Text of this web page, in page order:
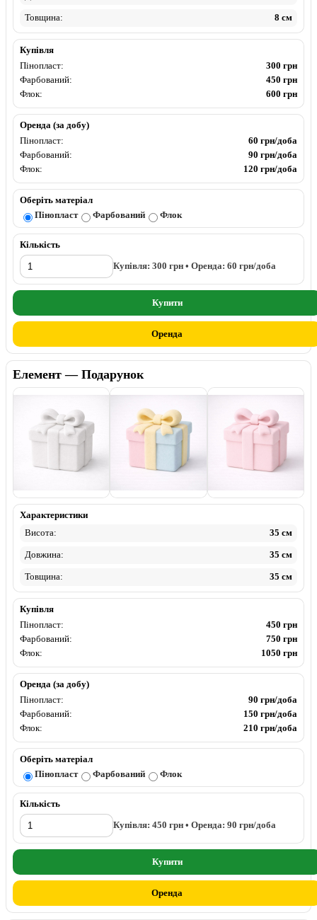
Товщина: 8 см
Купівля
Пінопласт:
300 грн
Фарбований:
450 грн
Флок:
600 грн
Оренда (за добу)
Пінопласт:
60 грн/доба
Фарбований:
90 грн/доба
Флок:
120 грн/доба
Оберіть матеріал
Пінопласт
Фарбований Флок
Кількість
Купівля: 300 грн • Оренда: 60 грн/доба
Купити
Оренда
Елемент — Подарунок
Пінопласт Фарбований Флок
Характеристики
Висота:
35 см
Довжина: 35 см
Товщина: 35 см
Купівля
Пінопласт:
450 грн
Фарбований:
750 грн
Флок:
1050 грн
Оренда (за добу)
Пінопласт:
90 грн/доба
Фарбований:
150 грн/доба
Флок:
210 грн/доба
Оберіть матеріал
Пінопласт
Фарбований Флок
Кількість
Купівля: 450 грн • Оренда: 90 грн/доба
Купити
Оренда